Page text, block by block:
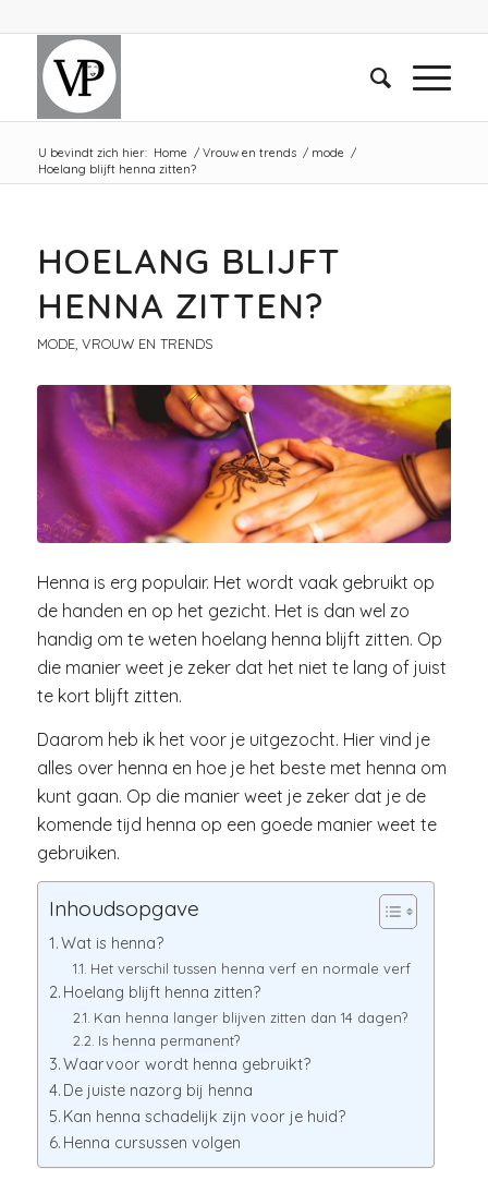
U bevindt zich hier: Home / Vrouw en trends / mode /
Hoelang blijft henna zitten?
HOELANG BLIJFT
HENNA ZITTEN?
MODE, VROUW EN TRENDS
Henna is erg populair. Het wordt vaak gebruikt op
de handen en op het gezicht. Het is dan wel zo
handig om te weten hoelang henna blijft zitten. Op
die manier weet je zeker dat het niet te lang of juist
te kort blijft zitten.
Daarom heb ik het voor je uitgezocht. Hier vind je
alles over henna en hoe je het beste met henna om
kunt gaan. Op die manier weet je zeker dat je de
komende tijd henna op een goede manier weet te
gebruiken.
Inhoudsopgave
Wat is henna?
Het verschil tussen henna verf en normale verf
Hoelang blijft henna zitten?
Kan henna langer blijven zitten dan 14 dagen?
Is henna permanent?
Waarvoor wordt henna gebruikt?
De juiste nazorg bij henna
Kan henna schadelijk zijn voor je huid?
Henna cursussen volgen